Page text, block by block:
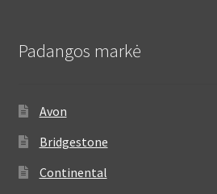
Padangos markė
Avon
Bridgestone
Continental